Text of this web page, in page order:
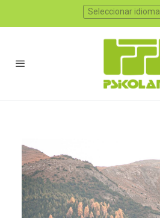
Seleccionar idioma